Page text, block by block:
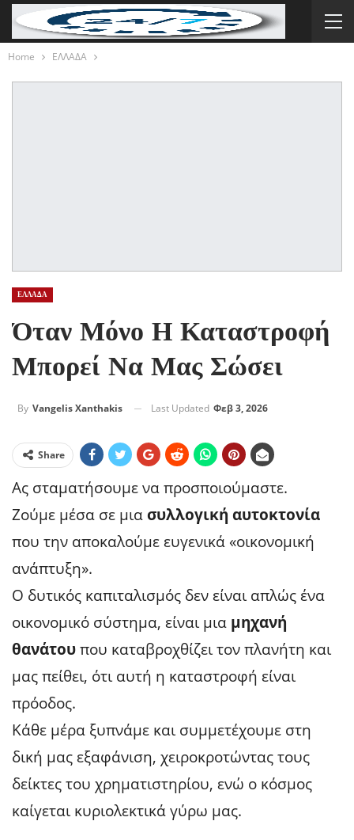
Home ΕΛΛΑΔΑ
ΕΛΛΑΔΑ
Όταν Μόνο Η Καταστροφή
Μπορεί Να Μας Σώσει
By Vangelis Xanthakis Last Updated Φεβ 3, 2026
Share
Ας σταματήσουμε να προσποιούμαστε.
Ζούμε μέσα σε μιασυλλογική αυτοκτονία
που την αποκαλούμε ευγενικά «οικονομική
ανάπτυξη».
Ο δυτικός καπιταλισμός δεν είναι απλώς ένα
οικονομικό σύστημα, είναι μια μηχανή
θανάτουπου καταβροχθίζει τον πλανήτη και
μας πείθει, ότι αυτή η καταστροφή είναι
πρόοδος.
Κάθε μέρα ξυπνάμε και συμμετέχουμε στη
δική μας εξαφάνιση, χειροκροτώντας τους
δείκτες του χρηματιστηρίου, ενώ ο κόσμος
καίγεται κυριολεκτικά γύρω μας.